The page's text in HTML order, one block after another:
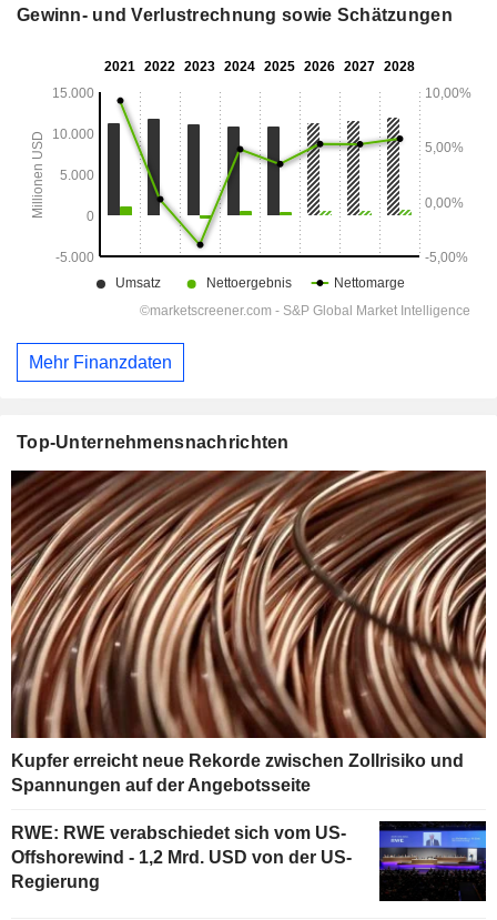
Gewinn- und Verlustrechnung sowie Schätzungen
Mehr Finanzdaten
Top-Unternehmensnachrichten
Kupfer erreicht neue Rekorde zwischen Zollrisiko und
Spannungen auf der Angebotsseite
RWE: RWE verabschiedet sich vom US-
Offshorewind - 1,2 Mrd. USD von der US-
Regierung